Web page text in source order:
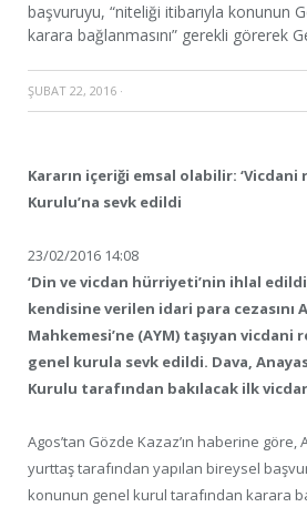
başvuruyu, “niteliği itibarıyla konunun
karara bağlanmasını” gerekli görerek
ŞUBAT 22, 2016 ·
Kararın içeriği emsal olabilir: ‘Vicdani
Kurulu’na sevk edildi
23/02/2016 14:08
‘Din ve vicdan hürriyeti’nin ihlal
kendisine verilen idari para cezasını
Mahkemesi’ne (AYM) taşıyan vicdani
genel kurula sevk edildi. Dava,
Kurulu tarafından bakılacak ilk
Agos’tan Gözde Kazaz’ın haberine göre,
yurttaş tarafından yapılan bireysel
konunun genel kurul tarafından karara